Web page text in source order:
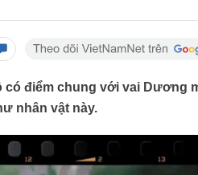
có điểm chung với vai Dương
nhân vật này.